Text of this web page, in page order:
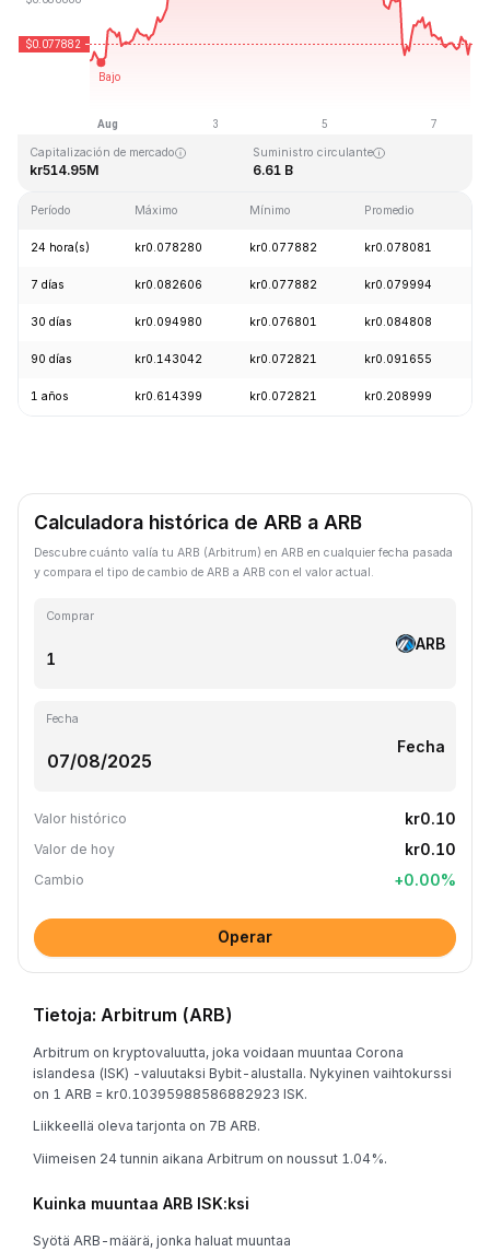
Última actualización: 2026-08-07, 15:31 GMT+0
kr0.070480
Capitalización de mercado
kr514.95M
Suministro circulante
6.61 B
Período Máximo Mínimo Promedio
24 hora(s) kr0.078280 kr0.077882 kr0.078081
7 días kr0.082606 kr0.077882 kr0.079994
30 días kr0.094980 kr0.076801 kr0.084808
90 días kr0.143042 kr0.072821 kr0.091655
1 años kr0.614399 kr0.072821 kr0.208999
Calculadora histórica de ARB a ARB
Descubre cuánto valía tu ARB (Arbitrum) en ARB en cualquier fecha pasada
y compara el tipo de cambio de ARB a ARB con el valor actual.
Comprar
ARB
Fecha
Fecha
Valor histórico kr0.10
Valor de hoy kr0.10
Cambio +0.00%
Operar
Tietoja: Arbitrum (ARB)
Arbitrum on kryptovaluutta, joka voidaan muuntaa Corona
islandesa (ISK) -valuutaksi Bybit-alustalla. Nykyinen vaihtokurssi
on 1 ARB = kr0.10395988586882923 ISK.
Liikkeellä oleva tarjonta on 7B ARB.
Viimeisen 24 tunnin aikana Arbitrum on noussut 1.04%.
Kuinka muuntaa ARB ISK:ksi
Syötä ARB-määrä, jonka haluat muuntaa